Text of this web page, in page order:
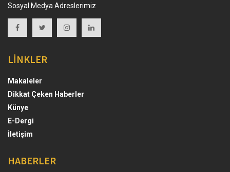
Sosyal Medya Adreslerimiz
LİNKLER
Makaleler
Dikkat Çeken Haberler
Künye
E-Dergi
İletişim
HABERLER